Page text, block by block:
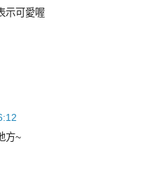
示可愛喔
方~